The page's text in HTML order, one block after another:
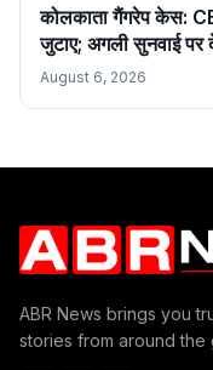
कोलकाता गैंगरेप केस:
जुटाए; अगली सुनवाई
August 6, 2026
ABR News brings you
stories from around the